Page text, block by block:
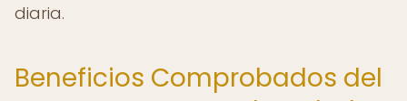
diaria.
Beneficios Comprobados del